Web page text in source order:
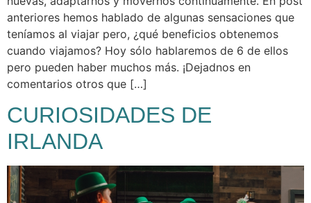
anteriores hemos hablado de algunas sensaciones que
teníamos al viajar pero, ¿qué beneficios obtenemos
cuando viajamos? Hoy sólo hablaremos de 6 de ellos
pero pueden haber muchos más. ¡Dejadnos en
comentarios otros que […]
CURIOSIDADES DE
IRLANDA